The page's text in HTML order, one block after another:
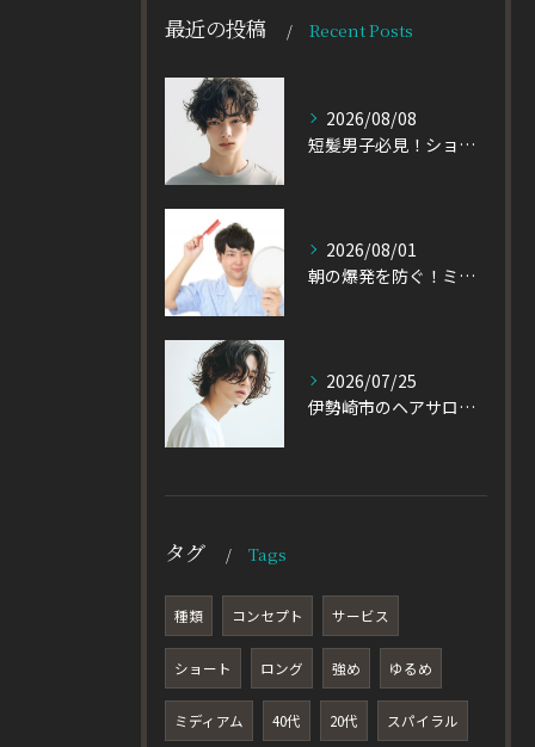
最近の投稿 Recent Posts
2026/08/08
短髪男子必見！ショートに似合うメンズパーマの種類を徹底解説
2026/08/01
朝の爆発を防ぐ！ミディアムヘアのメンズがパーマをかけるべき理由
2026/07/25
伊勢崎市のヘアサロン発！黒髪でも重たく見えない大人パーマとは
タグ Tags
種類 コンセプト サービス
ショート ロング 強め ゆるめ
ミディアム 40代 20代 スパイラル